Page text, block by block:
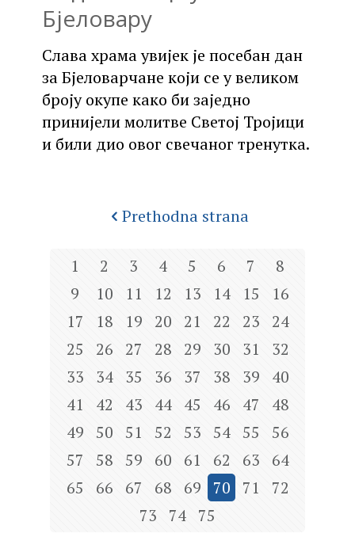
Бјеловару
Слава храма увијек је посебан дан
за Бјеловарчане који се у великом
броју окупе како би заједно
принијели молитве Светој Тројици
и били дио овог свечаног тренутка.
Prethodna strana
1 2 3 4 5 6 7
8
9
10 11 12 13 14 15
16
17
18 19 20 21 22 23
24
25
26 27 28 29 30 31
32
33
34 35 36 37 38 39
40
41
42 43 44 45 46 47
48
49
50 51 52 53 54 55
56
57
58 59 60 61 62 63
64
65
66 67 68 69 70 71
72
73
74 75